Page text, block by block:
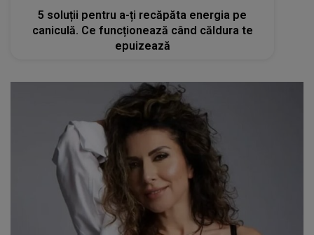
5 soluții pentru a-ți recăpăta energia pe
caniculă. Ce funcționează când căldura te
epuizează